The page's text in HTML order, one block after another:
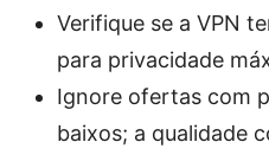
Verifique se a VPN
para privacidade
Ignore ofertas com
baixos; a qualidade